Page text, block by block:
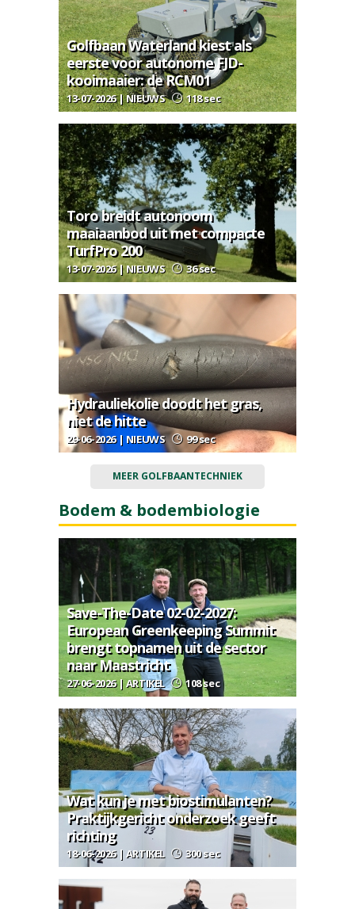
Golfbaan Waterland kiest als
eerste voor autonome FJD-
kooimaaier: de RCM01
13-07-2026 | NIEUWS 118 sec
Toro breidt autonoom
maaiaanbod uit met compacte
TurfPro 200
13-07-2026 | NIEUWS 36 sec
Hydrauliekolie doodt het gras,
niet de hitte
29-06-2026 | NIEUWS 99 sec
MEER GOLFBAANTECHNIEK
Bodem & bodembiologie
Save-The-Date 02-02-2027:
European Greenkeeping Summit
brengt topnamen uit de sector
naar Maastricht
27-06-2026 | ARTIKEL 108 sec
Wat kun je met biostimulanten?
Praktijkgericht onderzoek geeft
richting
18-06-2026 | ARTIKEL 300 sec